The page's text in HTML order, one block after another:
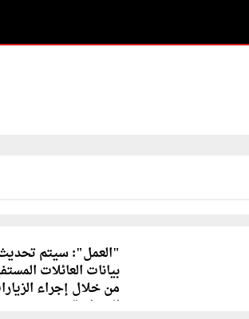
"العمل": سيتم
بيانات العائلات
من خلال إجراء
الميدانية